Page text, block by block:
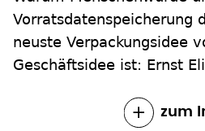
Vorratsdatenspeicherung
neuste Verpackungsidee
Geschäftsidee ist: Ernst
zum